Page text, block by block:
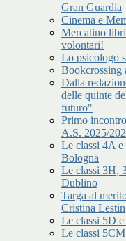
Gran Guardia
Cinema e
Mercatino
volontari!
Lo psicologo
Bookcrossing
Dalla
delle quinte
futuro"
Primo
A.S. 2025/
Le classi 4A
Bologna
Le classi 3H,
Dublino
Targa al
Cristina
Le classi 5D
Le classi